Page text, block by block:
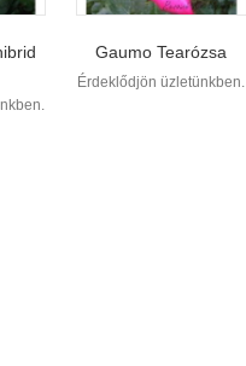
Gaumo Tearózsa
Érdeklődjön üzletünkben.